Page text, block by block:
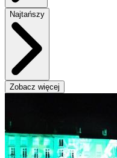
Najtańszy
Zobacz więcej